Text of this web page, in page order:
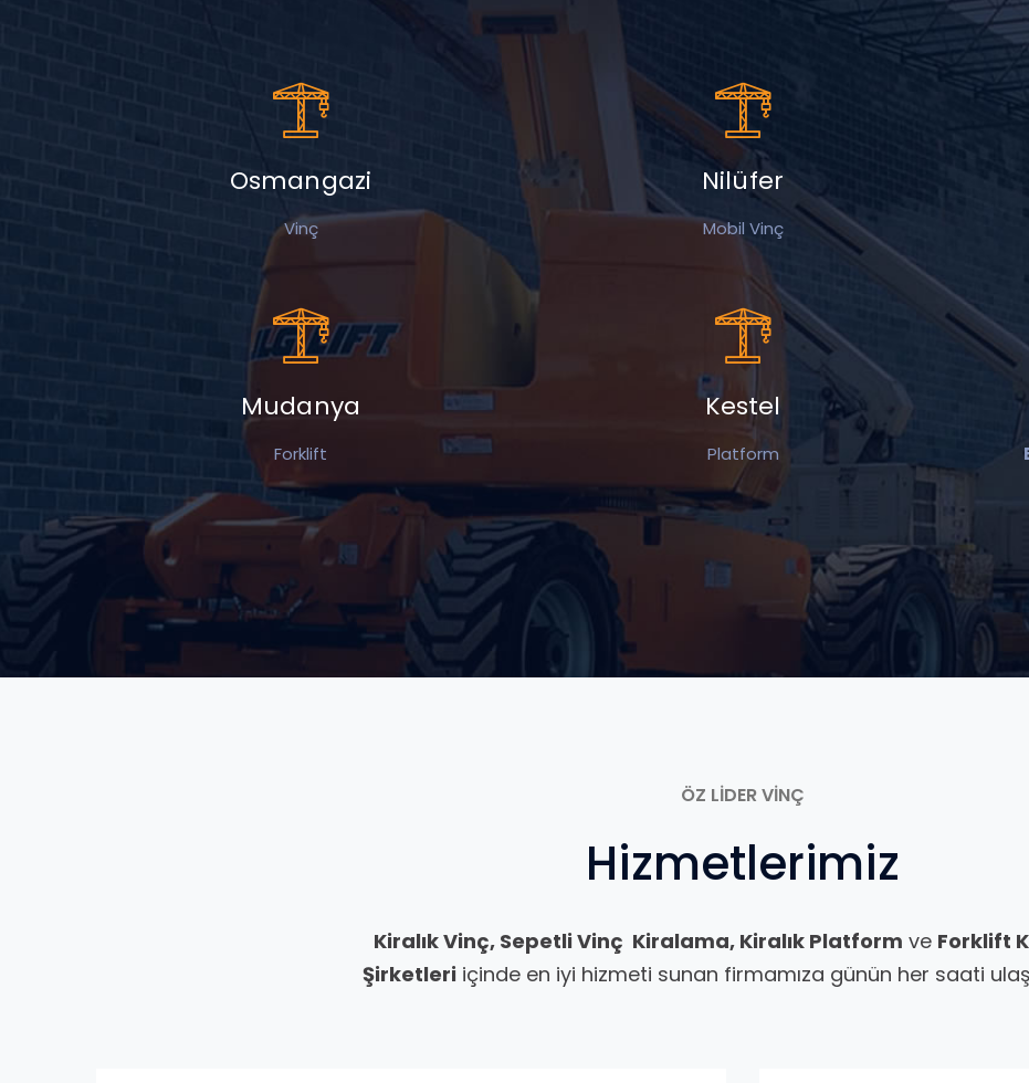
Osmangazi
Vinç
Mudanya
Forklift
Nilüfer
Mobil Vinç
Kestel
Platform
ÖZ LİDER VİNÇ
Hizmetlerimiz
Kiralık Vinç, Sepetli Vinç Kiralama, Kiralık Platform ve Forklift
Şirketleri içinde en iyi hizmeti sunan firmamıza günün her saati